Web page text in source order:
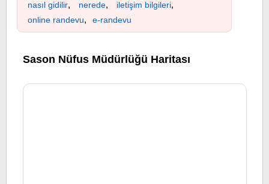
nasıl gidilir, nerede, iletişim bilgileri,
online randevu, e-randevu
Sason Nüfus Müdürlüğü Haritası